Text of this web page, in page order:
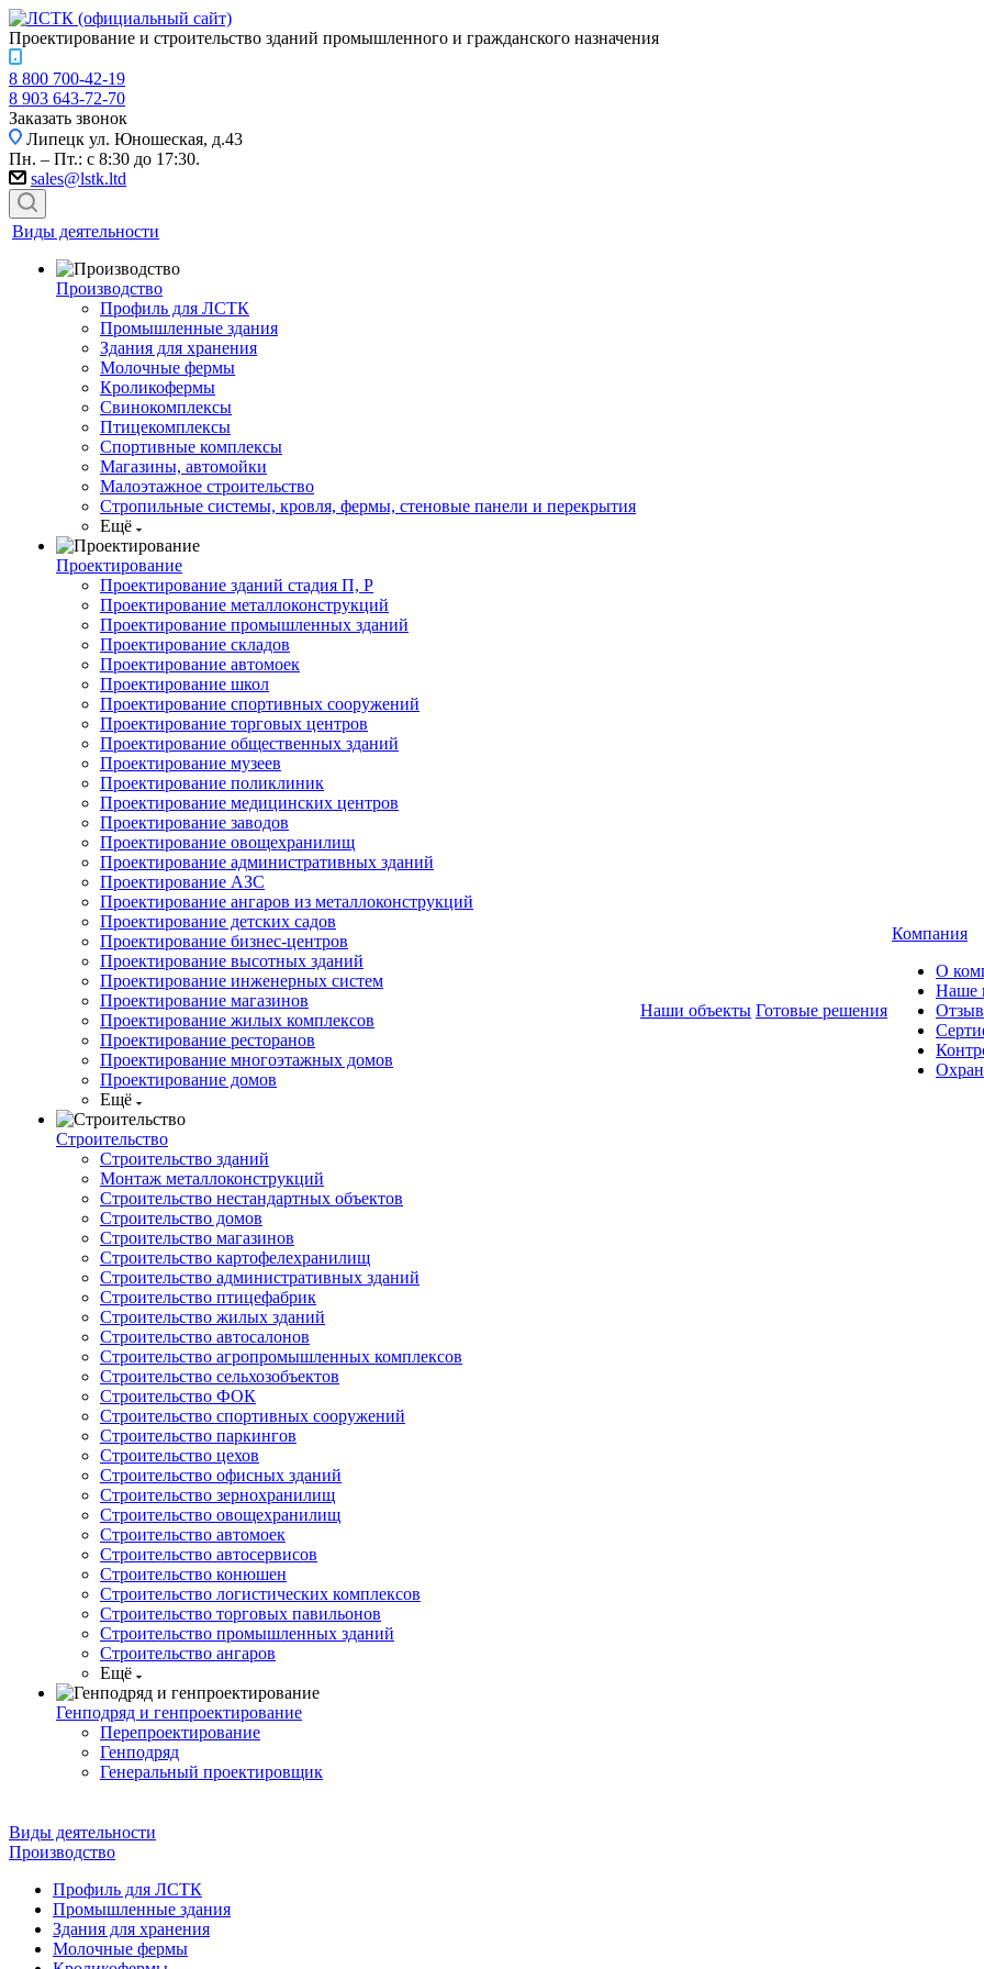
Проектирование и строительство зданий промышленного и гражданского назначения
8 800 700-42-19
8 903 643-72-70
Заказать звонок
Липецк ул. Юношеская, д.43
Пн. – Пт.: с 8:30 до 17:30.
sales@lstk.ltd
Виды деятельности
Производство
Профиль для ЛСТК
Промышленные здания
Здания для хранения
Молочные фермы
Кроликофермы
Свинокомплексы
Птицекомплексы
Спортивные комплексы
Магазины, автомойки
Малоэтажное строительство
Стропильные системы, кровля, фермы, стеновые панели и перекрытия
Ещё
Проектирование
Проектирование зданий стадия П, Р
Проектирование металлоконструкций
Проектирование промышленных зданий
Проектирование складов
Проектирование автомоек
Проектирование школ
Проектирование спортивных сооружений
Проектирование торговых центров
Проектирование общественных зданий
Проектирование музеев
Проектирование поликлиник
Проектирование медицинских центров
Проектирование заводов
Проектирование овощехранилищ
Проектирование административных зданий
Проектирование АЗС
Проектирование ангаров из металлоконструкций
Проектирование детских садов
Проектирование бизнес-центров
Проектирование высотных зданий
Проектирование инженерных систем
Проектирование магазинов
Проектирование жилых комплексов
Проектирование ресторанов
Проектирование многоэтажных домов
Проектирование домов
Ещё
Строительство
Строительство зданий
Монтаж металлоконструкций
Строительство нестандартных объектов
Строительство домов
Строительство магазинов
Строительство картофелехранилищ
Строительство административных зданий
Строительство птицефабрик
Строительство жилых зданий
Строительство автосалонов
Строительство агропромышленных комплексов
Строительство сельхозобъектов
Строительство ФОК
Строительство спортивных сооружений
Строительство паркингов
Строительство цехов
Строительство офисных зданий
Строительство зернохранилищ
Строительство овощехранилищ
Строительство автомоек
Строительство автосервисов
Строительство конюшен
Строительство логистических комплексов
Строительство торговых павильонов
Строительство промышленных зданий
Строительство ангаров
Ещё
Генподряд и генпроектирование
Перепроектирование
Генподряд
Генеральный проектировщик
Наши объекты Готовые решения
Компания
О
Наше
Виды деятельности
Производство
Профиль для ЛСТК
Промышленные здания
Здания для хранения
Молочные фермы